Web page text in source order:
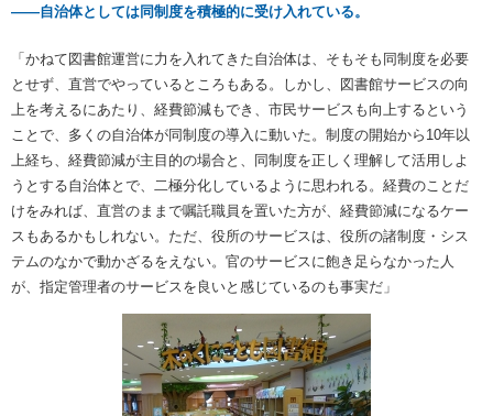
――自治体としては同制度を積極的に受け入れている。
「かねて図書館運営に力を入れてきた自治体は、そもそも同制度を必要
とせず、直営でやっているところもある。しかし、図書館サービスの向
上を考えるにあたり、経費節減もでき、市民サービスも向上するという
ことで、多くの自治体が同制度の導入に動いた。制度の開始から10年以
上経ち、経費節減が主目的の場合と、同制度を正しく理解して活用しよ
うとする自治体とで、二極分化しているように思われる。経費のことだ
けをみれば、直営のままで嘱託職員を置いた方が、経費節減になるケー
スもあるかもしれない。ただ、役所のサービスは、役所の諸制度・シス
テムのなかで動かざるをえない。官のサービスに飽き足らなかった人
が、指定管理者のサービスを良いと感じているのも事実だ」